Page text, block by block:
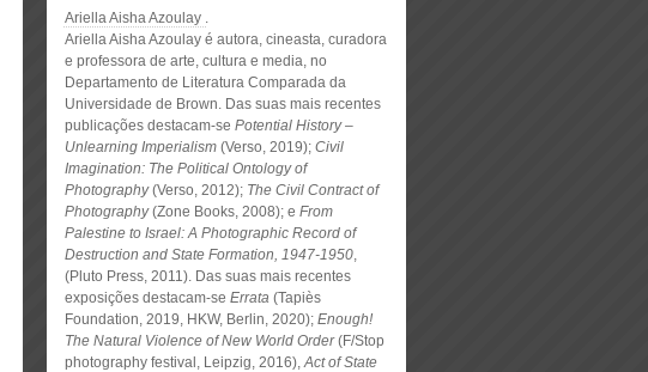
Ariella Aisha Azoulay .
Ariella Aisha Azoulay é autora, cineasta, curadora
e professora de arte, cultura e media, no
Departamento de Literatura Comparada da
Universidade de Brown. Das suas mais recentes
publicações destacam-se Potential History –
Unlearning Imperialism (Verso, 2019); Civil
Imagination: The Political Ontology of
Photography(Verso, 2012); The Civil Contract of
Photography(Zone Books, 2008); e From
Palestine to Israel: A Photographic Record of
Destruction and State Formation, 1947-1950,
(Pluto Press, 2011). Das suas mais recentes
exposições destacam-se Errata (Tapiès
Foundation, 2019, HKW, Berlin, 2020); Enough!
The Natural Violence of New World Order(F/Stop
photography festival, Leipzig, 2016),Act of State